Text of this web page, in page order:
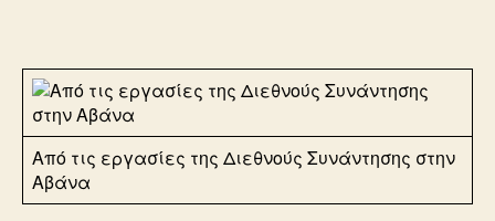
Από τις εργασίες της Διεθνούς Συνάντησης στην
Αβάνα